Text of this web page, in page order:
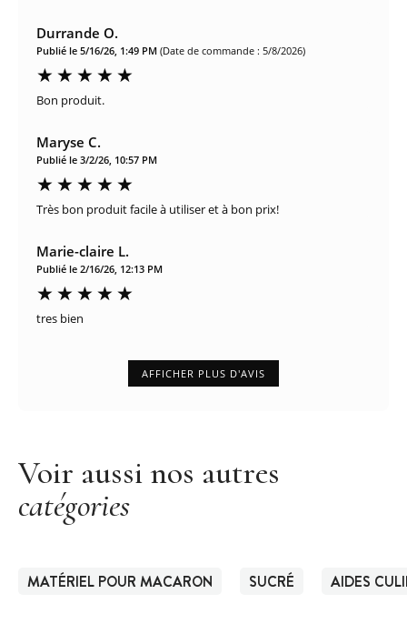
Durrande O.
Publié le 5/16/26, 1:49 PM (Date de commande : 5/8/2026)
Bon produit.
Maryse C.
Publié le 3/2/26, 10:57 PM
Très bon produit facile à utiliser et à bon prix!
Marie-claire L.
Publié le 2/16/26, 12:13 PM
tres bien
AFFICHER PLUS D'AVIS
Voir aussi nos autres
catégories
MATÉRIEL POUR MACARON SUCRÉ AIDES